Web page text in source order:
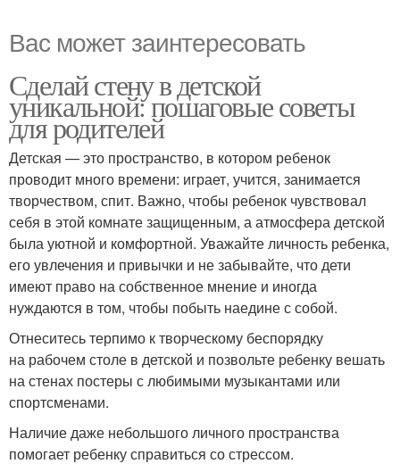
Вас может заинтересовать
Сделай стену в детской
уникальной: пошаговые советы
для родителей
Детская — это пространство, в котором ребенок
проводит много времени: играет, учится, занимается
творчеством, спит. Важно, чтобы ребенок чувствовал
себя в этой комнате защищенным, а атмосфера детской
была уютной и комфортной. Уважайте личность ребенка,
его увлечения и привычки и не забывайте, что дети
имеют право на собственное мнение и иногда
нуждаются в том, чтобы побыть наедине с собой.
Отнеситесь терпимо к творческому беспорядку
на рабочем столе в детской и позвольте ребенку вешать
на стенах постеры с любимыми музыкантами или
спортсменами.
Наличие даже небольшого личного пространства
помогает ребенку справиться со стрессом.